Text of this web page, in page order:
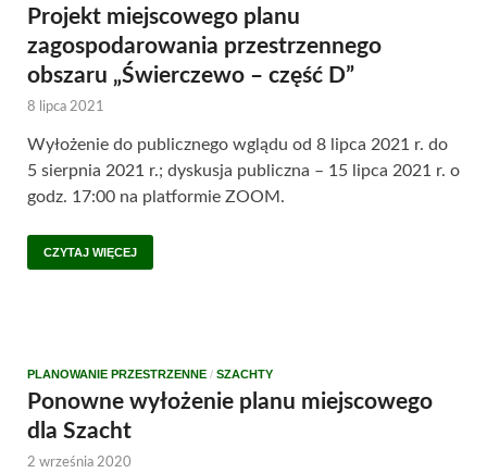
Projekt miejscowego planu
zagospodarowania przestrzennego
obszaru „Świerczewo – część D”
8 lipca 2021
Wyłożenie do publicznego wglądu od 8 lipca 2021 r. do
5 sierpnia 2021 r.; dyskusja publiczna – 15 lipca 2021 r. o
godz. 17:00 na platformie ZOOM.
CZYTAJ WIĘCEJ
PLANOWANIE PRZESTRZENNE / SZACHTY
Ponowne wyłożenie planu miejscowego
dla Szacht
2 września 2020